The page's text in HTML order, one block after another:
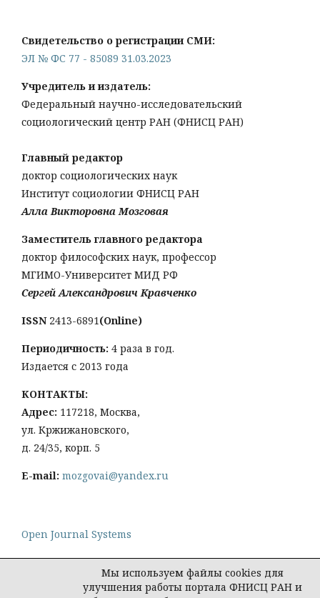
Свидетельство о регистрации СМИ:
ЭЛ № ФС 77 - 85089 31.03.2023
Учредитель и издатель:
Федеральный научно-исследовательский
социологический центр РАН (ФНИСЦ РАН)
Главный редактор
доктор социологических наук
Институт социологии ФНИСЦ РАН
Алла Викторовна Мозговая
Заместитель главного редактора
доктор философских наук, профессор
МГИМО-Университет МИД РФ
Сергей Александрович Кравченко
ISSN 2413-6891(Online)
Периодичность: 4 раза в год.
Издается с 2013 года
КОНТАКТЫ:
Адрес: 117218, Москва,
ул. Кржижановского,
д. 24/35, корп. 5
E-mail: mozgovai@yandex.ru
Open Journal Systems
Мы используем файлы cookies для
улучшения работы портала ФНИСЦ РАН и